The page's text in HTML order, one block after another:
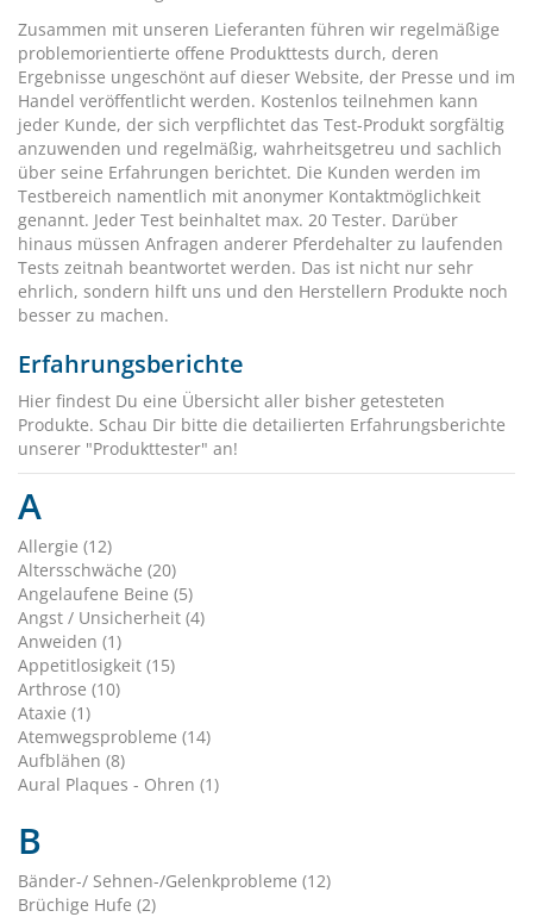
Zusammen mit unseren Lieferanten führen wir regelmäßige
problemorientierte offene Produkttests durch, deren
Ergebnisse ungeschönt auf dieser Website, der Presse und im
Handel veröffentlicht werden. Kostenlos teilnehmen kann
jeder Kunde, der sich verpflichtet das Test-Produkt sorgfältig
anzuwenden und regelmäßig, wahrheitsgetreu und sachlich
über seine Erfahrungen berichtet. Die Kunden werden im
Testbereich namentlich mit anonymer Kontaktmöglichkeit
genannt. Jeder Test beinhaltet max. 20 Tester. Darüber
hinaus müssen Anfragen anderer Pferdehalter zu laufenden
Tests zeitnah beantwortet werden. Das ist nicht nur sehr
ehrlich, sondern hilft uns und den Herstellern Produkte noch
besser zu machen.
Erfahrungsberichte
Hier findest Du eine Übersicht aller bisher getesteten
Produkte. Schau Dir bitte die detailierten Erfahrungsberichte
unserer "Produkttester" an!
A
Allergie (12)
Altersschwäche (20)
Angelaufene Beine (5)
Angst / Unsicherheit (4)
Anweiden (1)
Appetitlosigkeit (15)
Arthrose (10)
Ataxie (1)
Atemwegsprobleme (14)
Aufblähen (8)
Aural Plaques - Ohren (1)
B
Bänder-/ Sehnen-/Gelenkprobleme (12)
Brüchige Hufe (2)